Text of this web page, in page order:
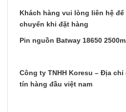
Khách hàng vui lòng liên hệ
chuyển khi đặt hàng
Pin nguồn Batway 18650
Công ty TNHH Koresu – Địa
tín hàng đầu việt nam